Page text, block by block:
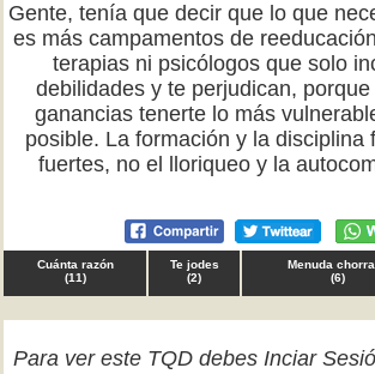
Gente, tenía que decir que lo que
es más campamentos de
terapias ni psicólogos que solo
debilidades y te perjudican,
ganancias tenerte lo más
posible. La formación y la disciplina
fuertes, no el lloriqueo y la
Cuánta razón
(11)
Te jodes
(2)
Menuda
(6)
Para ver este TQD debes Inciar